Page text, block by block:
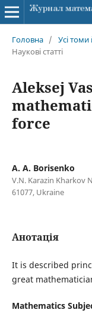
Головна / Усі
Наукові статті
Aleksej
forсe
A. A. Borisenko
V.N. Karazin Kharkov
61077, Ukraine
Анотація
It is described
great
Mathematics